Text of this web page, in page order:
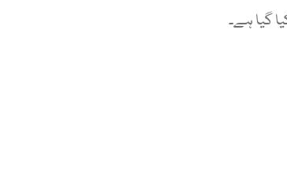
گیا ہے۔